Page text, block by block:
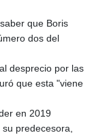
que Boris
dos del
desprecio por las
que esta "viene
en 2019
predecesora,